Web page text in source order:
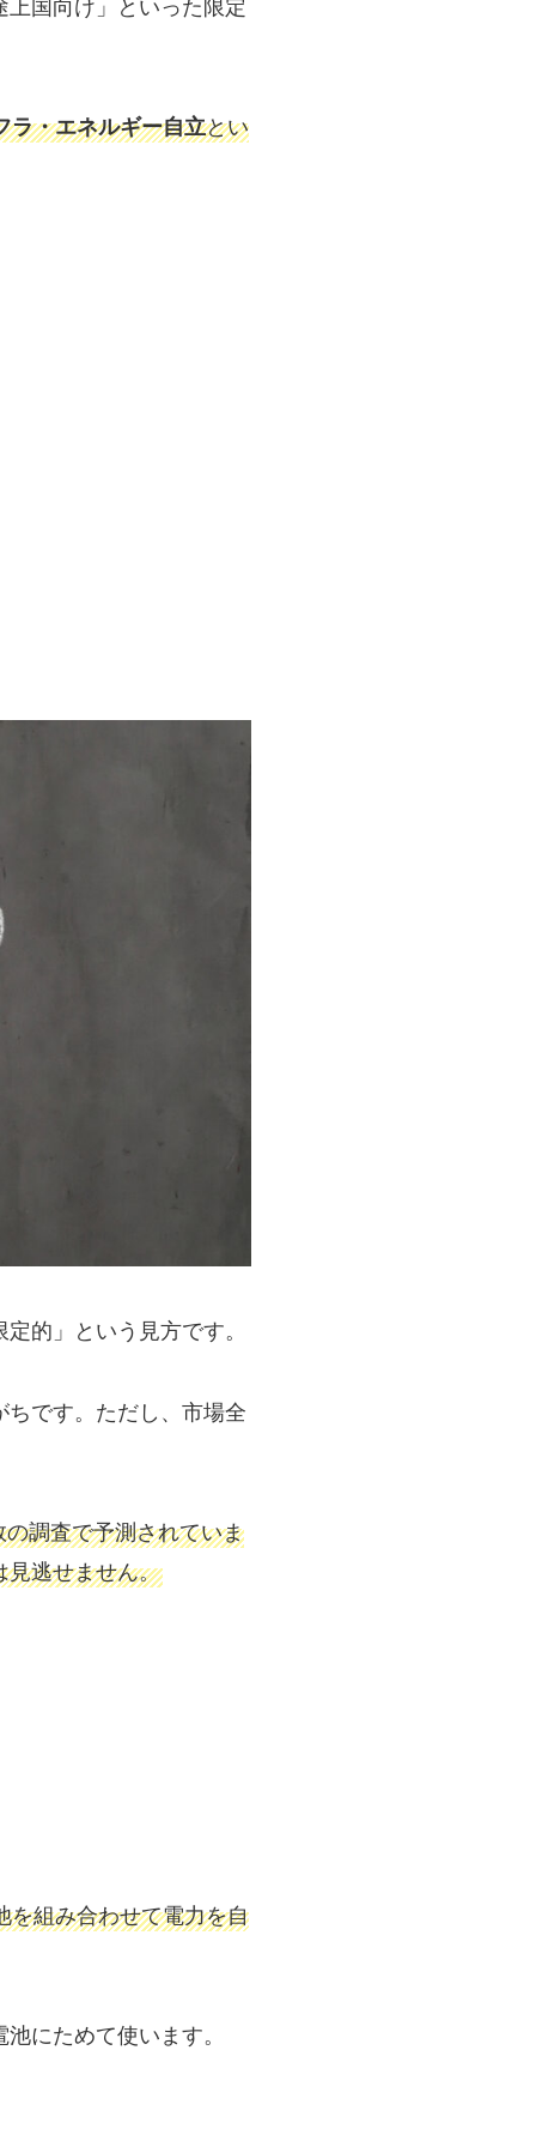
ラ・エネルギー自立とい
的」という見方です。
です。ただし、市場全
の調査で予測されていま
見逃せません。
を組み合わせて電力を自
にためて使います。